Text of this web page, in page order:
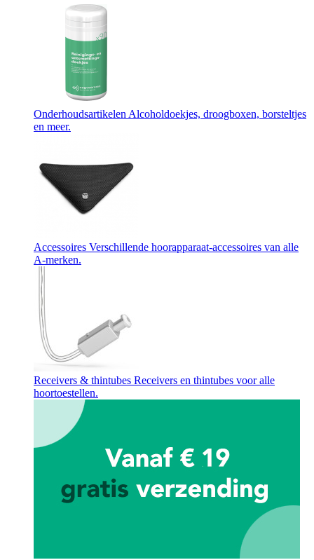
Onderhoudsartikelen Alcoholdoekjes, droogboxen, borsteltjes
en meer.
Accessoires Verschillende hoorapparaat-accessoires van alle
A-merken.
Receivers & thintubes Receivers en thintubes voor alle
hoortoestellen.